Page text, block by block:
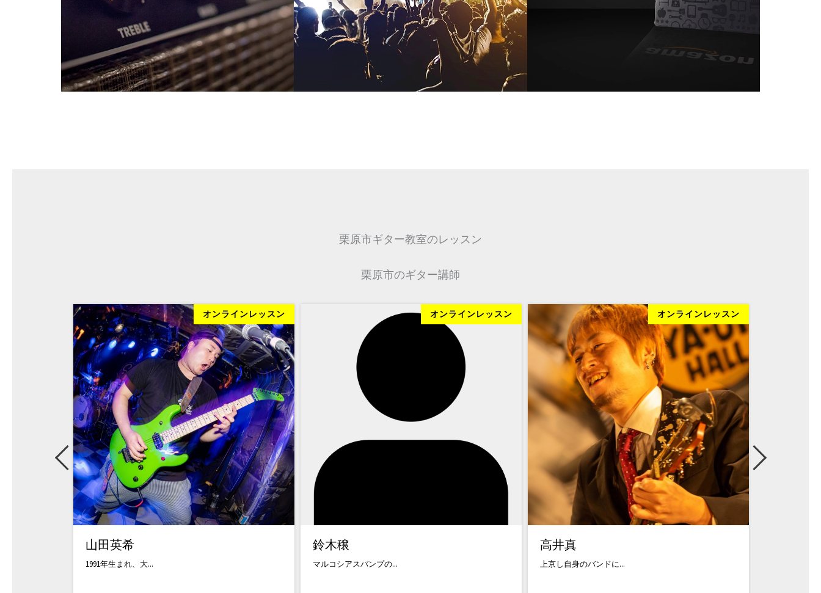
栗原市ギター教室のレッスン
栗原市のギター講師
オンラインレッスン
山田英希
1991年生まれ、大...
オンラインレッスン
鈴木穣
マルコシアスバンプの...
オンラインレッスン
高井真
上京し自身のバンドに...